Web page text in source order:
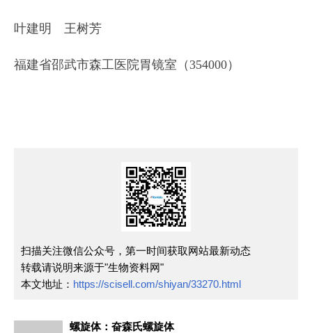
叶建明 王树芳
福建省邵武市森工医院胃镜室（354000）
扫描关注微信公众号，第一时间获取网站最新动态
转载请说明来源于"生物资料网"
本文地址： https://scisell.com/shiyan/33270.html
螺旋体：奋森氏螺旋体